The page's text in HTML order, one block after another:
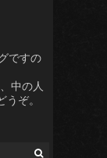
ですの
中の人
ぞ。